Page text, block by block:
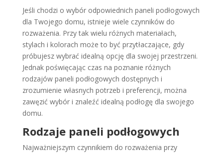
Jeśli chodzi o wybór odpowiednich paneli podłogowych
dla Twojego domu, istnieje wiele czynników do
rozważenia. Przy tak wielu różnych materiałach,
stylach i kolorach może to być przytłaczające, gdy
próbujesz wybrać idealną opcję dla swojej przestrzeni.
Jednak poświęcając czas na poznanie różnych
rodzajów paneli podłogowych dostępnych i
zrozumienie własnych potrzeb i preferencji, można
zawęzić wybór i znaleźć idealną podłogę dla swojego
domu.
Rodzaje paneli podłogowych
Najważniejszym czynnikiem do rozważenia przy